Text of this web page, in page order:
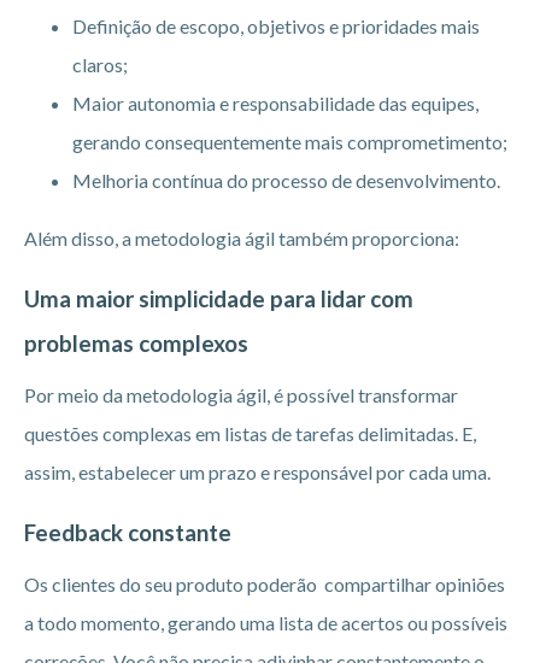
Definição de escopo, objetivos e prioridades mais
claros;
Maior autonomia e responsabilidade das equipes,
gerando consequentemente mais comprometimento;
Melhoria contínua do processo de desenvolvimento.
Além disso, a metodologia ágil também proporciona:
Uma maior simplicidade para lidar com
problemas complexos
Por meio da metodologia ágil, é possível transformar
questões complexas em listas de tarefas delimitadas. E,
assim, estabelecer um prazo e responsável por cada uma.
Feedback constante
Os clientes do seu produto poderão compartilhar opiniões
a todo momento, gerando uma lista de acertos ou possíveis